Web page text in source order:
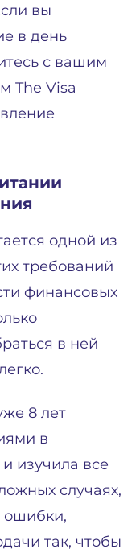
вы
в день
с вашим
The Visa
одной из
требований
финансовых
в ней
8 лет
в
изучила все
случаях,
ошибки,
так, чтобы